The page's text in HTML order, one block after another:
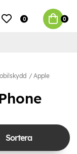
0 0
Apple
Sortera